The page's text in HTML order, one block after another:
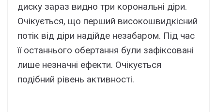
диску зараз видно три корональні діри.
Очікується, що перший високошвидкісний
потік від діри надійде незабаром. Під час
її останнього обертання були зафіксовані
лише незначні ефекти. Очікується
подібний рівень активності.